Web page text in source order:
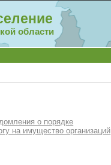
области
о порядке
на имущество организаций